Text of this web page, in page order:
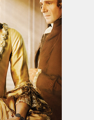
de filmes e